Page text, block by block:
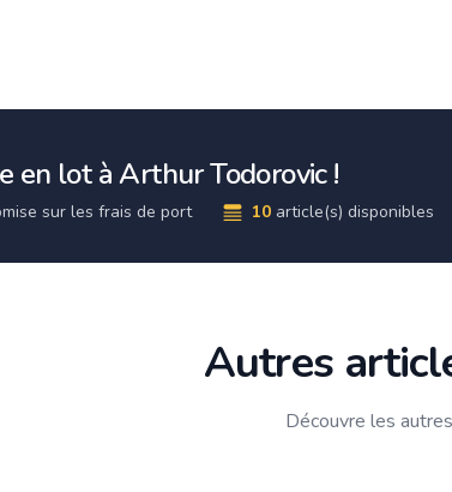
en lot à Arthur Todorovic !
sur les frais de port 10 article(s) disponibles
Autres
Découvre les